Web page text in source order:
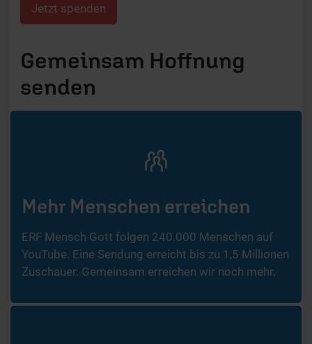
Jetzt spenden
Gemeinsam Hoffnung
senden
Mehr Menschen erreichen
ERF Mensch Gott folgen 240.000 Menschen auf
YouTube. Eine Sendung erreicht bis zu 1,5 Millionen
Zuschauer. Gemeinsam erreichen wir noch mehr.​